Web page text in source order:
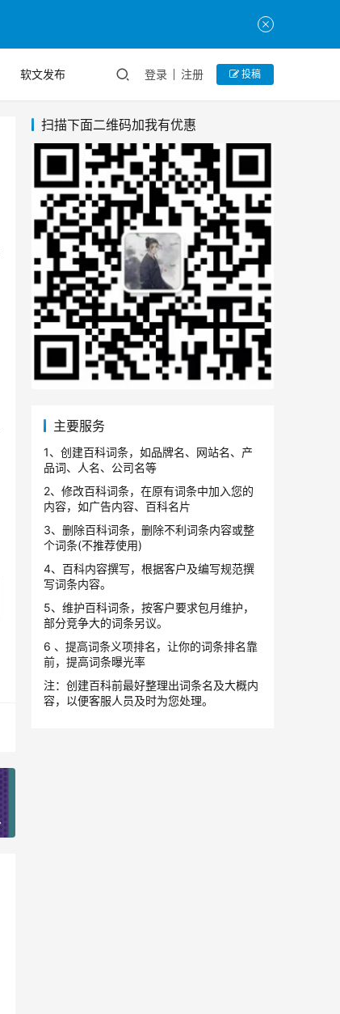
软文发布 登录 注册 投稿
扫描下面二维码加我有优惠
主要服务
1、创建百科词条，如品牌名、网站名、产
品词、人名、公司名等
2、修改百科词条，在原有词条中加入您的
内容，如广告内容、百科名片
3、删除百科词条，删除不利词条内容或整
个词条(不推荐使用)
4、百科内容撰写，根据客户及编写规范撰
写词条内容。
5、维护百科词条，按客户要求包月维护，
部分竞争大的词条另议。
6 、提高词条义项排名，让你的词条排名靠
前，提高词条曝光率
注：创建百科前最好整理出词条名及大概内
容，以便客服人员及时为您处理。